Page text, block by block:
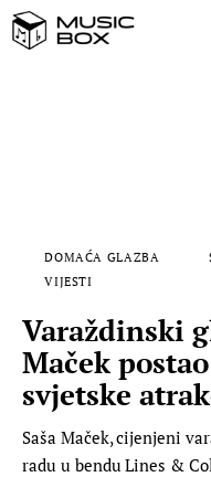
FILM
MUSIC BOX
DOMAĆA GLAZBA
VIJESTI
Varaždinski
Maček
svjetske
Saša Maček, cijenjeni
radu u bendu Lines &